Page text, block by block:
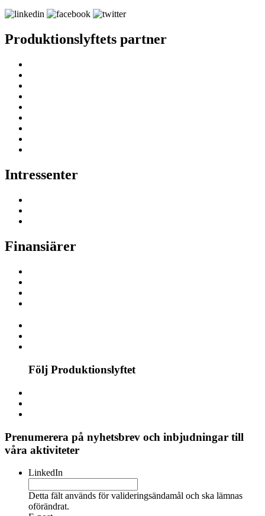
Produktionslyftets partner
Intressenter
Finansiärer
Följ Produktionslyftet
Prenumerera på nyhetsbrev och inbjudningar till
våra aktiviteter
LinkedIn
Detta fält används för valideringsändamål och ska lämnas
oförändrat.